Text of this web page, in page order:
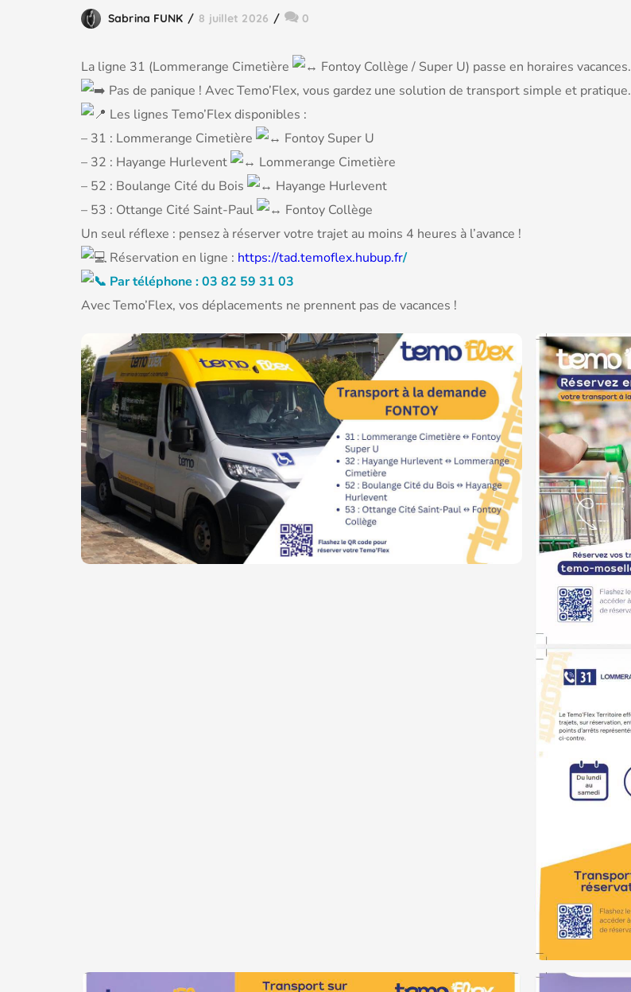
Sabrina FUNK 8 juillet 2026 0
La ligne 31 (Lommerange Cimetière
Fontoy Collège / Super U) passe en horaires vacances.
Pas de panique ! Avec Temo’Flex, vous gardez une solution de transport simple et pratique.
Les lignes Temo’Flex disponibles :
– 31 : Lommerange Cimetière
Fontoy Super U
– 32 : Hayange Hurlevent
Lommerange Cimetière
– 52 : Boulange Cité du Bois
Hayange Hurlevent
– 53 : Ottange Cité Saint-Paul
Fontoy Collège
Un seul réflexe : pensez à réserver votre trajet au moins 4 heures à l’avance !
Réservation en ligne : https://tad.temoflex.hubup.fr/
Par téléphone : 03 82 59 31 03
Avec Temo’Flex, vos déplacements ne prennent pas de vacances !